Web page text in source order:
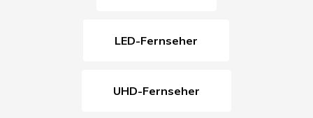
LED-Fernseher
UHD-Fernseher